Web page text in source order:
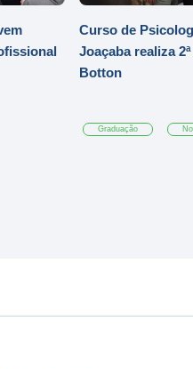
Curso de
Joaçaba realiza
Botton
Graduação